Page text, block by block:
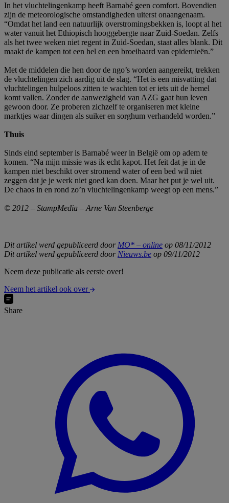
In het vluchtelingenkamp heeft Barnabé geen comfort. Bovendien
zijn de meteorologische omstandigheden uiterst onaangenaam.
“Omdat het land een natuurlijk overstromingsbekken is, loopt al het
water vanuit het Ethiopisch hooggebergte naar Zuid-Soedan. Zelfs
als het twee weken niet regent in Zuid-Soedan, staat alles blank. Dit
maakt de kampen tot een hel en een broeihaard van epidemieën.”
Met de middelen die hen door de ngo’s worden aangereikt, trekken
de vluchtelingen zich aardig uit de slag. “Het is een misvatting dat
vluchtelingen hulpeloos zitten te wachten tot er iets uit de hemel
komt vallen. Zonder de aanwezigheid van AZG gaat hun leven
gewoon door. Ze proberen zichzelf te organiseren met kleine
marktjes waar dingen als suiker en sorghum verhandeld worden.”
Thuis
Sinds eind september is Barnabé weer in België om op adem te
komen. “Na mijn missie was ik echt kapot. Het feit dat je in de
kampen niet beschikt over stromend water of een bed wil niet
zeggen dat je je werk niet goed kan doen. Maar het put je wel uit.
De chaos in en rond zo’n vluchtelingenkamp weegt op een mens.”
© 2012 – StampMedia – Arne Van Steenberge
Dit artikel werd gepubliceerd door MO* – online op 08/11/2012
Dit artikel werd gepubliceerd door Nieuws.be op 09/11/2012
Neem deze publicatie als eerste over!
Neem het artikel ook over
Share